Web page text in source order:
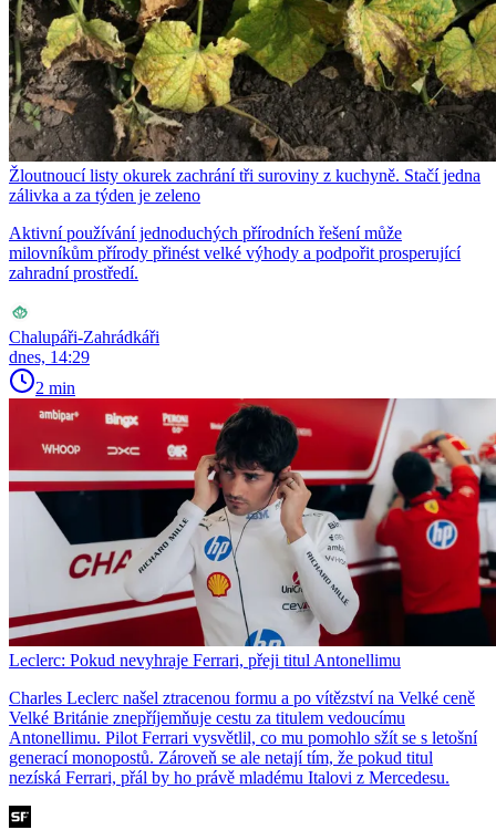
Žloutnoucí listy okurek zachrání tři suroviny z kuchyně. Stačí jedna
zálivka a za týden je zeleno
Aktivní používání jednoduchých přírodních řešení může
milovníkům přírody přinést velké výhody a podpořit prosperující
zahradní prostředí.
Chalupáři-Zahrádkáři
dnes, 14:29
2 min
Leclerc: Pokud nevyhraje Ferrari, přeji titul Antonellimu
Charles Leclerc našel ztracenou formu a po vítězství na Velké ceně
Velké Británie znepříjemňuje cestu za titulem vedoucímu
Antonellimu. Pilot Ferrari vysvětlil, co mu pomohlo sžít se s letošní
generací monopostů. Zároveň se ale netají tím, že pokud titul
nezíská Ferrari, přál by ho právě mladému Italovi z Mercedesu.